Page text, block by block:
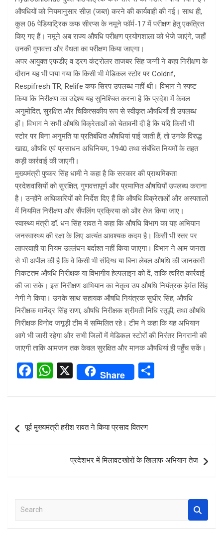
औषधियों को नियमानुसार सीज़ (जब्त) करने की कार्यवाही की गई। साथ ही,
कुल 06 पेडियाट्रिक कफ सीरप्स के नमूने फॉर्म-17 में परीक्षण हेतु एकत्रित
किए गए हैं। नमूने अब राज्य औषधि परीक्षण प्रयोगशाला को भेजे जाएंगे, जहाँ
उनकी गुणवत्ता और वैधता का परीक्षण किया जाएगा।
अपर आयुक्त एफडीए व ड्रग कंट्रोलर ताजबर सिंह जग्गी ने कहा निरीक्षण के
दौरान यह भी पाया गया कि किसी भी मेडिकल स्टोर पर Coldrif,
Respifresh TR, Relife कफ सिरप उपलब्ध नहीं थी। विभाग ने स्पष्ट
किया कि निरीक्षण का उद्देश्य यह सुनिश्चित करना है कि प्रदेश में केवल
अनुमोदित, सुरक्षित और चिकित्सकीय रूप से स्वीकृत औषधियाँ ही उपलब्ध
हों। विभाग ने सभी औषधि विक्रेताओं को चेतावनी दी है कि यदि किसी भी
स्टोर पर बिना अनुमति या प्रतिबंधित औषधियां पाई जाती हैं, तो उनके विरुद्ध
खाद्य, औषधि एवं प्रसाधन अधिनियम, 1940 तथा संबंधित नियमों के तहत
कड़ी कार्रवाई की जाएगी।
मुख्यमंत्री पुष्कर सिंह धामी ने कहा है कि सरकार की प्राथमिकता
प्रदेशवासियों को सुरक्षित, गुणवत्तापूर्ण और प्रमाणित औषधियाँ उपलब्ध कराना
है। उन्होंने अधिकारियों को निर्देश दिए हैं कि औषधि विक्रेताओं और अस्पतालों
में नियमित निरीक्षण और सैंपलिंग प्रक्रिया को और तेज किया जाए।
स्वास्थ्य मंत्री डॉ. धन सिंह रावत ने कहा कि औषधि विभाग का यह अभियान
जनस्वास्थ्य की रक्षा के लिए अत्यंत आवश्यक कदम है। किसी भी स्तर पर
लापरवाही या नियम उल्लंघन बर्दाश्त नहीं किया जाएगा। विभाग ने आम जनता
से भी अपील की है कि वे किसी भी संदिग्ध या बिना लेबल औषधि की जानकारी
निकटतम औषधि निरीक्षक या विभागीय हेल्पलाइन को दें, ताकि त्वरित कार्रवाई
की जा सके। इस निरीक्षण अभियान का नेतृत्व उप औषधि नियंत्रक हेमंत सिंह
नेगी ने किया। उनके साथ सहायक औषधि नियंत्रक सुधीर सिंह, औषधि
निरीक्षक मानेंद्र सिंह राणा, औषधि निरीक्षक श्रीमती निधि रतूड़ी, तथा औषधि
निरीक्षक विनोद जगूड़ी टीम में सम्मिलित रहे। टीम ने कहा कि यह अभियान
आगे भी जारी रहेगा और सभी जिलों में मेडिकल स्टोरों की निरंतर निगरानी की
जाएगी ताकि आमजन तक केवल सुरक्षित और मानक औषधियां ही पहुँच सकें।
F
ce
o
o
W
at
s
A
p
X Share
ar
navigation
पूर्व मुख्यमंत्री हरीश रावत ने किया प्रसाद वितरण
प्रदेशभर में मिलावटखोरों के खिलाफ अभियान तेज
a